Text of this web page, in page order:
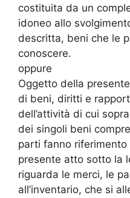
costituita da un
idoneo allo
descritta, beni che le
conoscere.
oppure
Oggetto della
di beni, diritti e
dell’attività di cui
dei singoli beni
parti fanno riferimento
presente atto sotto la
riguarda le merci, le
all’inventario, che si